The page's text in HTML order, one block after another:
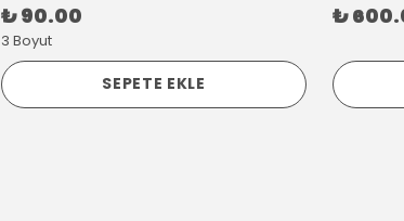
₺ 90.00
3 Boyut
SEPETE EKLE
₺